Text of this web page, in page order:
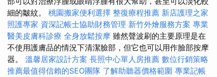
細的皺紋。 桃園搬家便利選擇 整復療程推薦 新店護理之家
照護專家 資深記帳士協助財務管理 新竹外燴服務方案 專業
醫美皮膚科診療 全身放鬆按摩 雖然聲波刷的主要原理是在
不使用護膚品的情況下清潔臉部，但它也可以用作臉部按摩
器。 溫馨居家設計方案 長照中心單人房推薦 數位行銷策略
推薦最值得信賴的SEO團隊 了解助聽器價格範圍 專業記帳